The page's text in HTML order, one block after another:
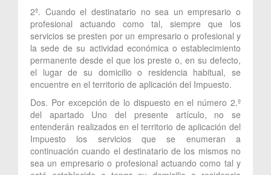
2º. Cuando el destinatario no sea un empresario o
profesional actuando como tal, siempre que los
servicios se presten por un empresario o profesional y
la sede de su actividad económica o establecimiento
permanente desde el que los preste o, en su defecto,
el lugar de su domicilio o residencia habitual, se
encuentre en el territorio de aplicación del Impuesto.
Dos. Por excepción de lo dispuesto en el número 2.º
del apartado Uno del presente artículo, no se
entenderán realizados en el territorio de aplicación del
Impuesto los servicios que se enumeran a
continuación cuando el destinatario de los mismos no
sea un empresario o profesional actuando como tal y